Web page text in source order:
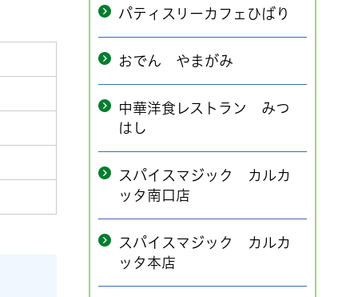
パティスリーカフェひばり
おでん やまがみ
中華洋食レストラン みつ
はし
スパイスマジック カルカ
ッタ南口店
スパイスマジック カルカ
ッタ本店